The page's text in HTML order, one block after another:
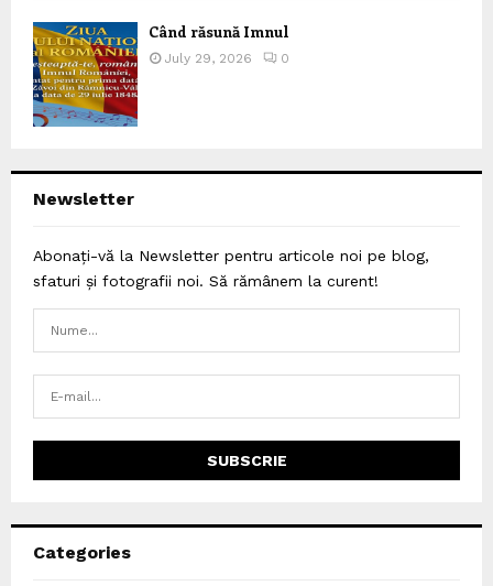
Când răsună Imnul
July 29, 2026 0
Newsletter
Abonați-vă la Newsletter pentru articole noi pe blog,
sfaturi și fotografii noi. Să rămânem la curent!
Categories